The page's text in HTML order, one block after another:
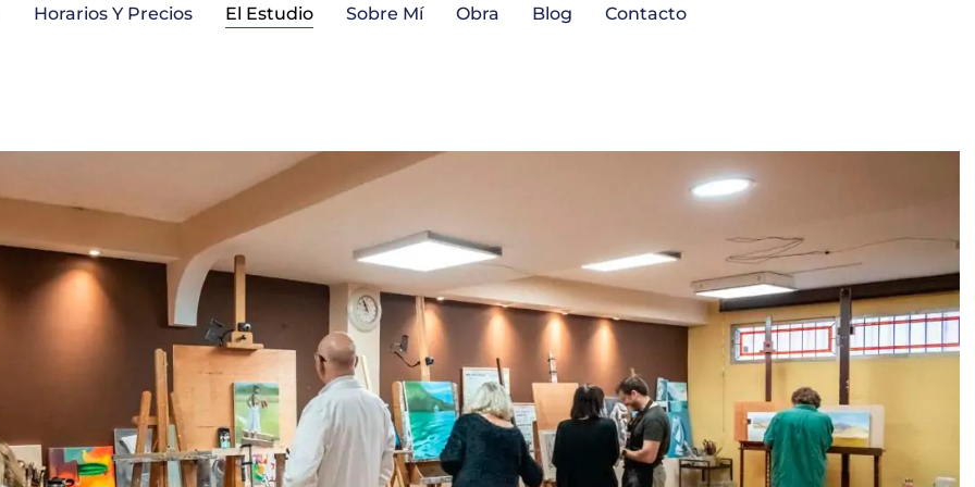
Horarios Y Precios El Estudio Sobre Mí Obra Blog Contacto